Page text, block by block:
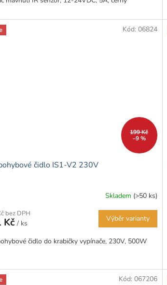
199 Kč
–9 %
čidlo IS1-V2 230V
Skladem (>50 ks)
bez DPH
Kč/ ks
Výběr varianty
čidlo do krabičky vypínače, 230V, 500W
Kód: 06824
Kód: 067206